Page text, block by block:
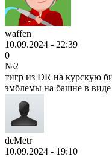
waffen
10.09.2024 - 22:39
0
№2
тигр из DR на курскую
эмблемы на башне в
deMetr
10.09.2024 - 19:10